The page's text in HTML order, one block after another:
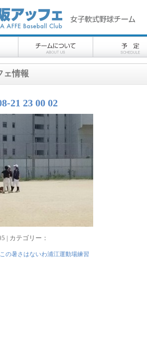
ェ情報
21 23 00 02
| カテゴリー：
の暑さはないわ浦江運動場練習